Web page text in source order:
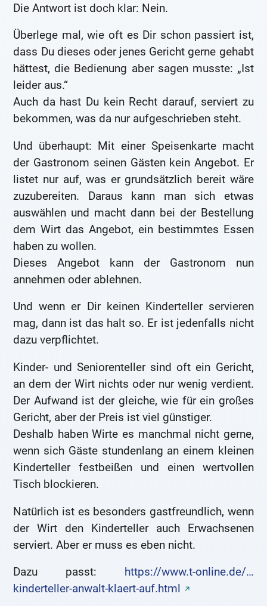
Die Antwort ist doch klar: Nein.
Überlege mal, wie oft es Dir schon passiert ist,
dass Du dieses oder jenes Gericht gerne gehabt
hättest, die Bedienung aber sagen musste: „Ist
leider aus.“
Auch da hast Du kein Recht darauf, serviert zu
bekommen, was da nur aufgeschrieben steht.
Und überhaupt: Mit einer Speisenkarte macht
der Gastronom seinen Gästen kein Angebot. Er
listet nur auf, was er grundsätzlich bereit wäre
zuzubereiten. Daraus kann man sich etwas
auswählen und macht dann bei der Bestellung
dem Wirt das Angebot, ein bestimmtes Essen
haben zu wollen.
Dieses Angebot kann der Gastronom nun
annehmen oder ablehnen.
Und wenn er Dir keinen Kinderteller servieren
mag, dann ist das halt so. Er ist jedenfalls nicht
dazu verpflichtet.
Kinder- und Seniorenteller sind oft ein Gericht,
an dem der Wirt nichts oder nur wenig verdient.
Der Aufwand ist der gleiche, wie für ein großes
Gericht, aber der Preis ist viel günstiger.
Deshalb haben Wirte es manchmal nicht gerne,
wenn sich Gäste stundenlang an einem kleinen
Kinderteller festbeißen und einen wertvollen
Tisch blockieren.
Natürlich ist es besonders gastfreundlich, wenn
der Wirt den Kinderteller auch Erwachsenen
serviert. Aber er muss es eben nicht.
Dazu passt: https://www.t-online.de/…
kinderteller-anwalt-klaert-auf.html